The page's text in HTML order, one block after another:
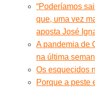
“Poderíamos
que, uma vez
aposta José
A pandemia de
na última
Os esquecidos
Porque a peste